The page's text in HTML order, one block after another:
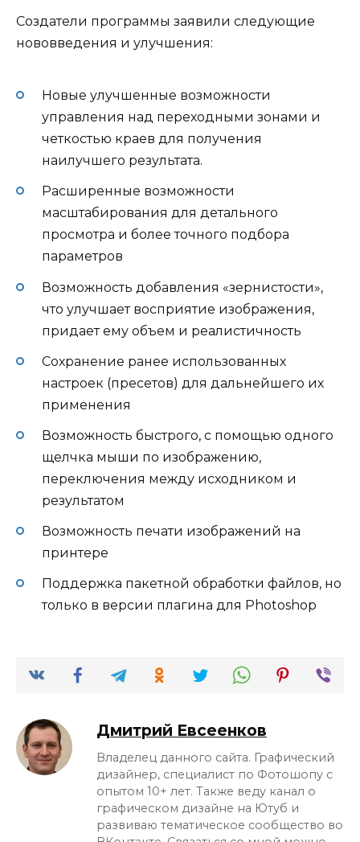
Создатели программы заявили следующие
нововведения и улучшения:
Новые улучшенные возможности
управления над переходными зонами и
четкостью краев для получения
наилучшего результата.
Расширенные возможности
масштабирования для детального
просмотра и более точного подбора
параметров
Возможность добавления «зернистости»,
что улучшает восприятие изображения,
придает ему объем и реалистичность
Сохранение ранее использованных
настроек (пресетов) для дальнейшего их
применения
Возможность быстрого, с помощью одного
щелчка мыши по изображению,
переключения между исходником и
результатом
Возможность печати изображений на
принтере
Поддержка пакетной обработки файлов, но
только в версии плагина для Photoshop
Дмитрий Евсеенков
Владелец данного сайта. Графический
дизайнер, специалист по Фотошопу с
опытом 10+ лет. Также веду канал о
графическом дизайне на Ютуб и
развиваю тематическое сообщество во